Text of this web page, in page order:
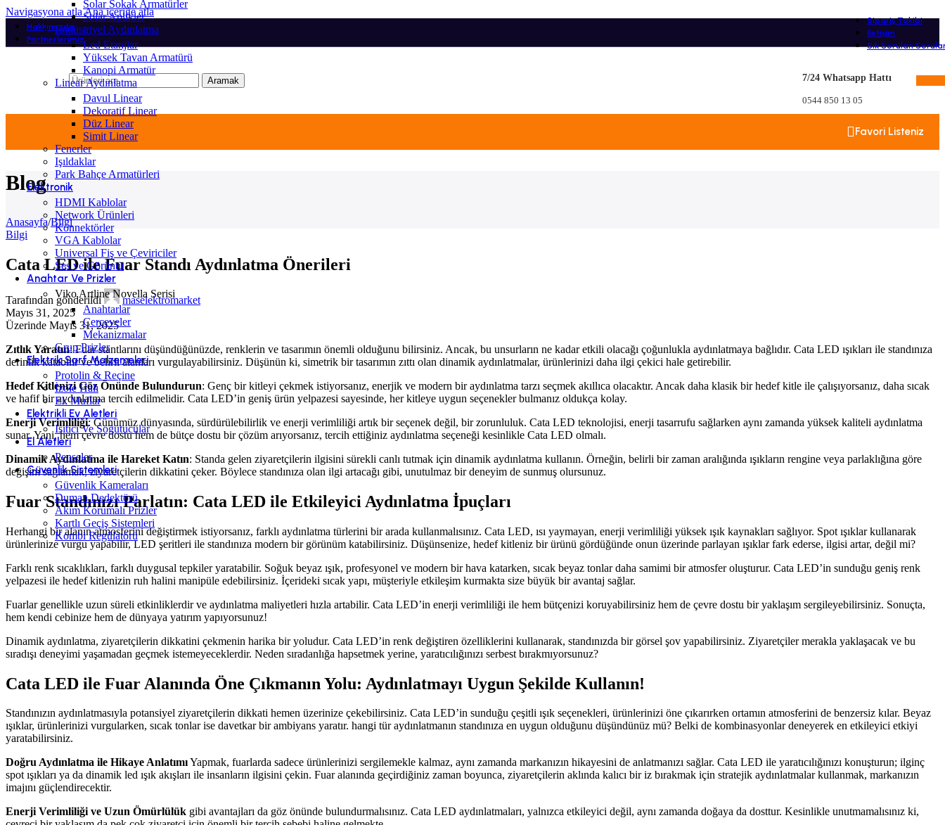
Navigasyona atlaAna içeriğe atla
Hakkımızda
Partnerlerimiz
Sipariş Takibi
İletişim
Sık Sorulan
Aramak 7/24 Whatsapp Hattı
0544 850 13 05
Solar Sokak Armatürler
Solar Aplikler
Endüstriyel Aydınlatma
Led Etanjlar
Yüksek Tavan Armatürü
Kanopi Armatür
Linear Aydınlatma
Davul Linear
Dekoratif Linear
Düz Linear
Simit Linear
Fenerler
Işıldaklar
Park Bahçe Armatürleri
Elektronik
HDMI Kablolar
Network Ürünleri
Konnektörler
VGA Kablolar
Universal Fiş ve Çeviriciler
Ses ve Görüntü
Anahtar Ve Prizler
Viko Artline Novella Serisi
Anahtarlar
Çerçeveler
Mekanizmalar
Grup Prizler
Elektrik Sarf Malzemeleri
Protolin & Reçine
İzole Halı
Ek Muflar
Elektrikli Ev Aletleri
Isıtıcı Ve Soğutucular
El Aletleri
Penseler
Güvenlik Sistemleri
Güvenlik Kameraları
Duman Dedektörü
Akım Korumalı Prizler
Kartlı Geçiş Sistemleri
Kombi Regülatörü
Favori Listeniz
Blog
Anasayfa/Bilgi
Bilgi
Cata LED ile Fuar Standı Aydınlatma Önerileri
Tarafından gönderildi
maselektromarket
Mayıs 31, 2025
Üzerinde Mayıs 31, 2025
Zıtlık Yaratın: Fuar stantlarını düşündüğünüzde, renklerin ve tasarımın önemli olduğunu bilirsiniz. Ancak, bu unsurların ne kadar etkili olacağı çoğunlukla aydınlatmaya bağlıdır. Cata LED ışıkları ile standınıza
derinlik katabilir ve belirli alanları vurgulayabilirsiniz. Düşünün ki, simetrik bir tasarımın zıttı olan dinamik aydınlatmalar, ürünlerinizi daha ilgi çekici hale getirebilir.
Hedef Kitlenizi Göz Önünde Bulundurun: Genç bir kitleyi çekmek istiyorsanız, enerjik ve modern bir aydınlatma tarzı seçmek akıllıca olacaktır. Ancak daha klasik bir hedef kitle ile çalışıyorsanız, daha sıcak
ve hafif bir aydınlatma tercih edilmelidir. Cata LED’in geniş ürün yelpazesi sayesinde, her kitleye uygun seçenekler bulmanız oldukça kolay.
Enerji Verimliliği: Günümüz dünyasında, sürdürülebilirlik ve enerji verimliliği artık bir seçenek değil, bir zorunluluk. Cata LED teknolojisi, enerji tasarrufu sağlarken aynı zamanda yüksek kaliteli aydınlatma
sunar. Yani, hem çevre dostu hem de bütçe dostu bir çözüm arıyorsanız, tercih ettiğiniz aydınlatma seçeneği kesinlikle Cata LED olmalı.
Dinamik Aydınlatma ile Hareket Katın: Standa gelen ziyaretçilerin ilgisini sürekli canlı tutmak için dinamik aydınlatma kullanın. Örneğin, belirli bir zaman aralığında ışıkların rengine veya parlaklığına göre
değişim sağlamak, ziyaretçilerin dikkatini çeker. Böylece standınıza olan ilgi artacağı gibi, unutulmaz bir deneyim de sunmuş olursunuz.
Fuar Standınızı Parlatın: Cata LED ile Etkileyici Aydınlatma İpuçları
Herhangi bir alanın atmosferini değiştirmek istiyorsanız, farklı aydınlatma türlerini bir arada kullanmalısınız. Cata LED, ısı yaymayan, enerji verimliliği yüksek ışık kaynakları sağlıyor. Spot ışıklar kullanarak
ürünlerinize vurgu yapabilir, LED şeritleri ile standınıza modern bir görünüm katabilirsiniz. Düşünsenize, hedef kitleniz bir ürünü gördüğünde onun üzerinde parlayan ışıklar fark ederse, ilgisi artar, değil mi?
Farklı renk sıcaklıkları, farklı duygusal tepkiler yaratabilir. Soğuk beyaz ışık, profesyonel ve modern bir hava katarken, sıcak beyaz tonlar daha samimi bir atmosfer oluşturur. Cata LED’in sunduğu geniş renk
yelpazesi ile hedef kitlenizin ruh halini manipüle edebilirsiniz. İçerideki sıcak yapı, müşteriyle etkileşim kurmakta size büyük bir avantaj sağlar.
Fuarlar genellikle uzun süreli etkinliklerdir ve aydınlatma maliyetleri hızla artabilir. Cata LED’in enerji verimliliği ile hem bütçenizi koruyabilirsiniz hem de çevre dostu bir yaklaşım sergileyebilirsiniz. Sonuçta,
hem kendi cebinize hem de dünyaya yatırım yapıyorsunuz!
Dinamik aydınlatma, ziyaretçilerin dikkatini çekmenin harika bir yoludur. Cata LED’in renk değiştiren özelliklerini kullanarak, standınızda bir görsel şov yapabilirsiniz. Ziyaretçiler merakla yaklaşacak ve bu
sıradışı deneyimi yaşamadan geçmek istemeyeceklerdir. Neden sıradanlığa hapsetmek yerine, yaratıcılığınızı serbest bırakmıyorsunuz?
Cata LED ile Fuar Alanında Öne Çıkmanın Yolu: Aydınlatmayı Uygun Şekilde Kullanın!
Standınızın aydınlatmasıyla potansiyel ziyaretçilerin dikkati hemen üzerinize çekebilirsiniz. Cata LED’in sunduğu çeşitli ışık seçenekleri, ürünlerinizi öne çıkarırken ortamın atmosferini de benzersiz kılar. Beyaz
ışıklar, ürünlerinizi vurgularken, sıcak tonlar ise davetkar bir ambiyans yaratır. hangi tür aydınlatmanın standınıza en uygun olduğunu düşündünüz mü? Belki de kombinasyonlar deneyerek en etkileyici etkiyi
yaratabilirsiniz.
Doğru Aydınlatma ile Hikaye AnlatımıYapmak, fuarlarda sadece ürünlerinizi sergilemekle kalmaz, aynı zamanda markanızın hikayesini de anlatmanızı sağlar. Cata LED ile yaratıcılığınızı konuşturun; ilginç
spot ışıkları ya da dinamik led ışık akışları ile insanların ilgisini çekin. Fuar alanında geçirdiğiniz zaman boyunca, ziyaretçilerin aklında kalıcı bir iz bırakmak için stratejik aydınlatmalar kullanmak, markanızın
imajını güçlendirecektir.
Enerji Verimliliği ve Uzun Ömürlülük gibi avantajları da göz önünde bulundurmalısınız. Cata LED aydınlatmaları, yalnızca etkileyici değil, aynı zamanda doğaya da dosttur. Kesinlikle unutmamalısınız ki,